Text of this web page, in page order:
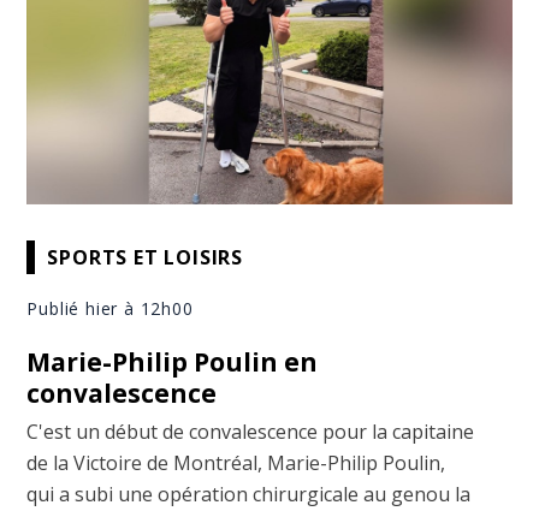
SPORTS ET LOISIRS
Publié hier à 12h00
Marie-Philip Poulin en
convalescence
C'est un début de convalescence pour la capitaine
de la Victoire de Montréal, Marie-Philip Poulin,
qui a subi une opération chirurgicale au genou la